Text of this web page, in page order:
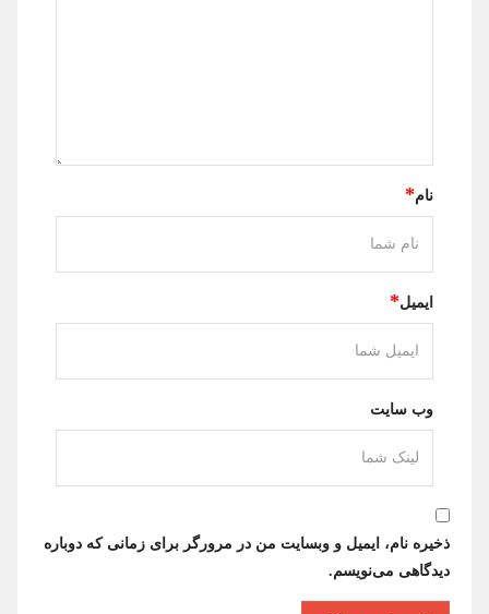
نام*
ایمیل*
وب سایت
ذخیره نام، ایمیل و وبسایت من در مرورگر برای زمانی که دوباره
دیدگاهی می‌نویسم.